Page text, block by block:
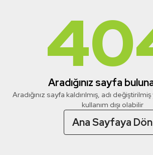
Aradığınız sayfa
Aradığınız sayfa kaldırılmış, adı
kullanım dışı olabilir
Ana Sayfaya Dön